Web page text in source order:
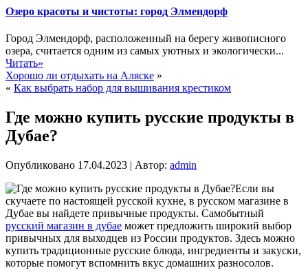
Озеро красоты и чистоты: город Элмендорф
Город Элмендорф, расположенный на берегу живописного
озера, считается одним из самых уютных и экологически...
Читать»
Хорошо ли отдыхать на Аляске »
« Как выбрать набор для вышивания крестиком
Где можно купить русские продукты в
Дубае?
Опубликовано 17.04.2023 | Автор: admin
Если вы
скучаете по настоящей русской кухне, в русском магазине в
Дубае вы найдете привычные продукты. Самобытный
русский магазин в дубае может предложить широкий выбор
привычных для выходцев из России продуктов. Здесь можно
купить традиционные русские блюда, ингредиенты и закуски,
которые помогут вспомнить вкус домашних разносолов.